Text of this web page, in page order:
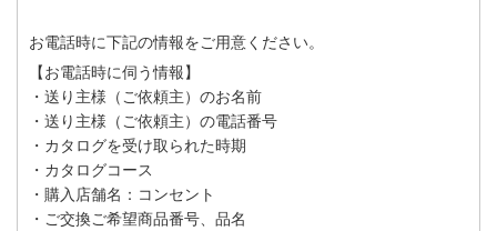
お電話時に下記の情報をご用意ください。
【お電話時に伺う情報】
・送り主様（ご依頼主）のお名前
・送り主様（ご依頼主）の電話番号
・カタログを受け取られた時期
・カタログコース
・購入店舗名：コンセント
・ご交換ご希望商品番号、品名